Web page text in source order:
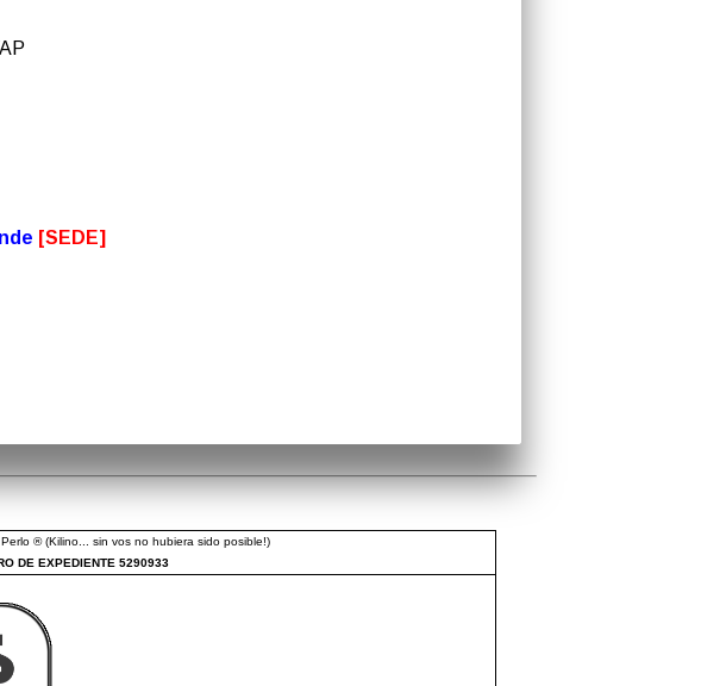
[SEDE]
® (Kilino... sin vos no hubiera sido posible!)
DE EXPEDIENTE 5290933